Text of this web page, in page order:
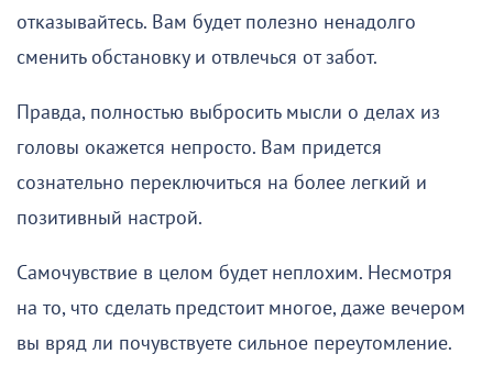
отказывайтесь. Вам будет полезно ненадолго
сменить обстановку и отвлечься от забот.
Правда, полностью выбросить мысли о делах из
головы окажется непросто. Вам придется
сознательно переключиться на более легкий и
позитивный настрой.
Самочувствие в целом будет неплохим. Несмотря
на то, что сделать предстоит многое, даже вечером
вы вряд ли почувствуете сильное переутомление.